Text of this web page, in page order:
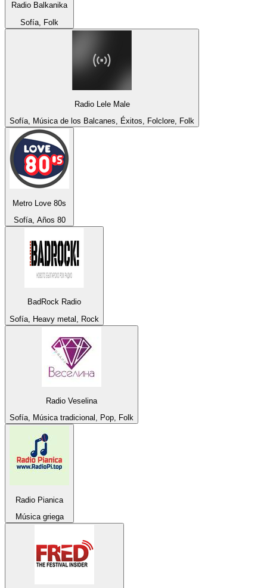
Radio Balkanika
Sofía, Folk
Radio Lele Male
Sofía, Música de los Balcanes, Éxitos, Folclore, Folk
Metro Love 80s
Sofía, Años 80
BadRock Radio
Sofía, Heavy metal, Rock
Radio Veselina
Sofía, Música tradicional, Pop, Folk
Radio Pianica
Música griega